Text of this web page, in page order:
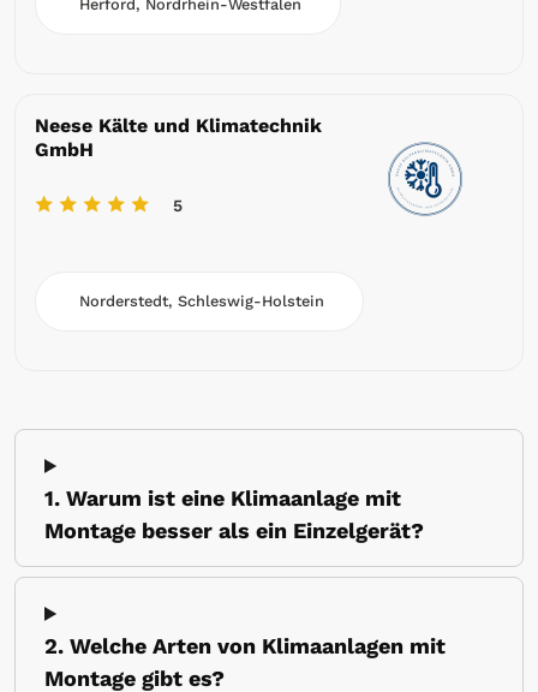
Herford, Nordrhein-Westfalen
Neese Kälte und Klimatechnik
GmbH
5
Norderstedt, Schleswig-Holstein
1. Warum ist eine Klimaanlage mit
Montage besser als ein Einzelgerät?
2. Welche Arten von Klimaanlagen mit
Montage gibt es?